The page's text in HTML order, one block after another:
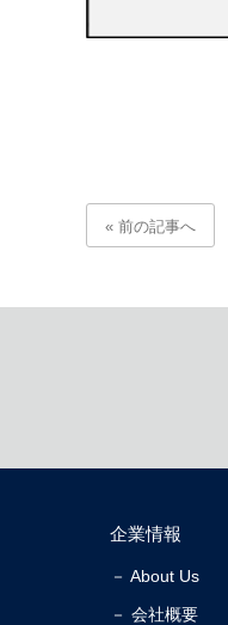
« 前の記事へ
企業情報
－ About Us
－ 会社概要